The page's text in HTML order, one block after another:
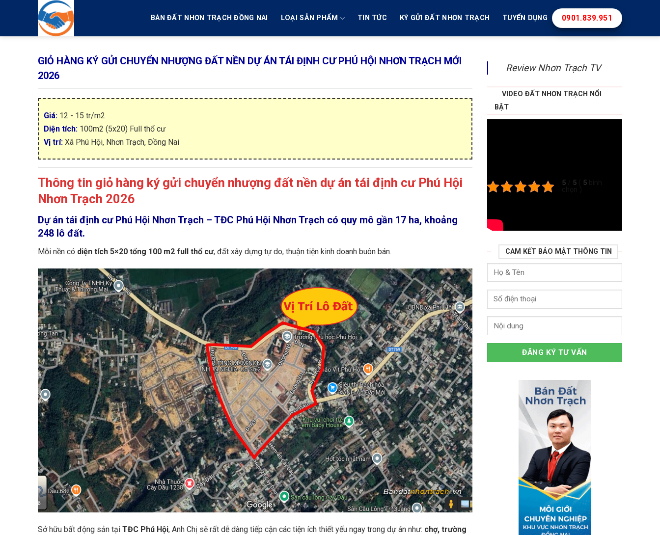
BÁN ĐẤT NHƠN TRẠCH ĐỒNG NAI LOẠI SẢN PHẨM TIN TỨC KÝ GỬI ĐẤT NHƠN TRẠCH TUYỂN DỤNG 0901.839.951
GIỎ HÀNG KÝ GỬI CHUYỂN NHƯỢNG ĐẤT NỀN DỰ ÁN TÁI ĐỊNH CƯ PHÚ HỘI NHƠN TRẠCH MỚI
2026
Giá: 12 - 15 tr/m2
Diện tích: 100m2 (5x20) Full thổ cư
Vị trí: Xã Phú Hội, Nhơn Trạch, Đồng Nai
Thông tin giỏ hàng ký gửi chuyển nhượng đất nền dự án tái định cư Phú Hội
Nhơn Trạch 2026
Dự án tái định cư Phú Hội Nhơn Trạch – TĐC Phú Hội Nhơn Trạch có quy mô gần 17 ha, khoảng
248 lô đất.
Mỗi nền có diện tích 5×20 tổng 100 m2 full thổ cư, đất xây dựng tự do, thuận tiện kinh doanh buôn bán.
Sở hữu bất động sản tại TĐC Phú Hội, Anh Chị sẽ rất dễ dàng tiếp cận các tiện ích thiết yếu ngay trong dự án như: chợ, trường
Review Nhơn Trạch TV
VIDEO ĐẤT NHƠN TRẠCH NỔI
BẬT
5 5 5
CAM KẾT BẢO MẬT THÔNG TIN